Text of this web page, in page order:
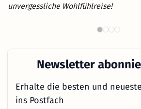
unvergessliche Wohlfühlreise!
Newsletter
Erhalte die besten und
ins Postfach